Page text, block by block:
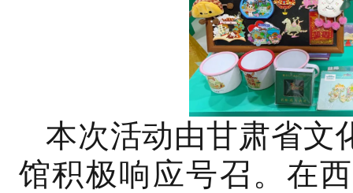
本次活动由甘肃省文
馆积极响应号召。在